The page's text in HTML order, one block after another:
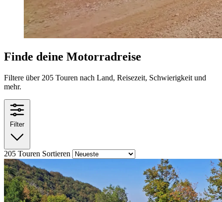
Finde deine Motorradreise
Filtere über 205 Touren nach Land, Reisezeit, Schwierigkeit und
mehr.
Filter
205 Touren Sortieren